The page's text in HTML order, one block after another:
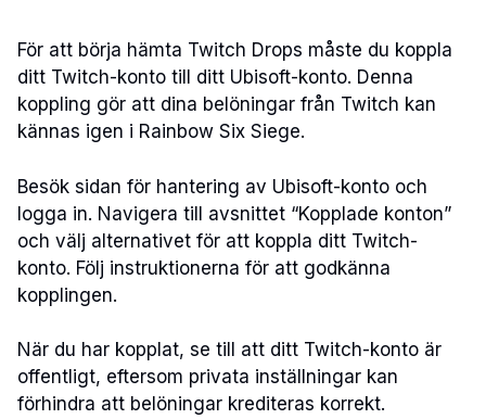
För att börja hämta Twitch Drops måste du koppla
ditt Twitch-konto till ditt Ubisoft-konto. Denna
koppling gör att dina belöningar från Twitch kan
kännas igen i Rainbow Six Siege.
Besök sidan för hantering av Ubisoft-konto och
logga in. Navigera till avsnittet “Kopplade konton”
och välj alternativet för att koppla ditt Twitch-
konto. Följ instruktionerna för att godkänna
kopplingen.
När du har kopplat, se till att ditt Twitch-konto är
offentligt, eftersom privata inställningar kan
förhindra att belöningar krediteras korrekt.